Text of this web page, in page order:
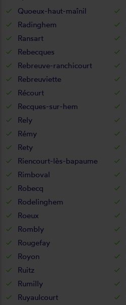
Quoeux-haut-maînil
Radinghem
Ransart
Rebecques
Rebreuve-ranchicourt
Rebreuviette
Récourt
Recques-sur-hem
Rely
Rémy
Rety
Riencourt-lès-bapaume
Rimboval
Robecq
Rodelinghem
Roeux
Rombly
Rougefay
Royon
Ruitz
Rumilly
Ruyaulcourt